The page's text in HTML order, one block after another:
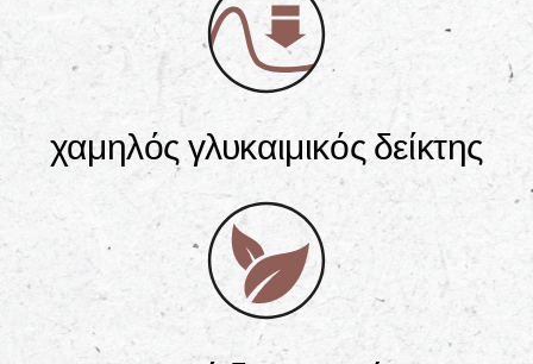
χαμηλός γλυκαιμικός δείκτης